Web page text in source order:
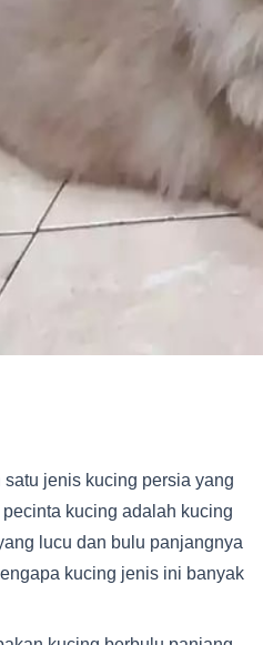
satu jenis kucing persia yang
kucing adalah kucing
lucu dan bulu panjangnya
kucing jenis ini banyak